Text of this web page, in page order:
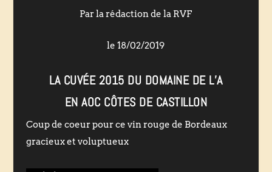
Par la rédaction de la RVF
le 18/02/2019
LA CUVÉE 2015 DU DOMAINE DE L’A
EN AOC CÔTES DE CASTILLON
Coup de coeur pour ce vin rouge de Bordeaux
gracieux et voluptueux